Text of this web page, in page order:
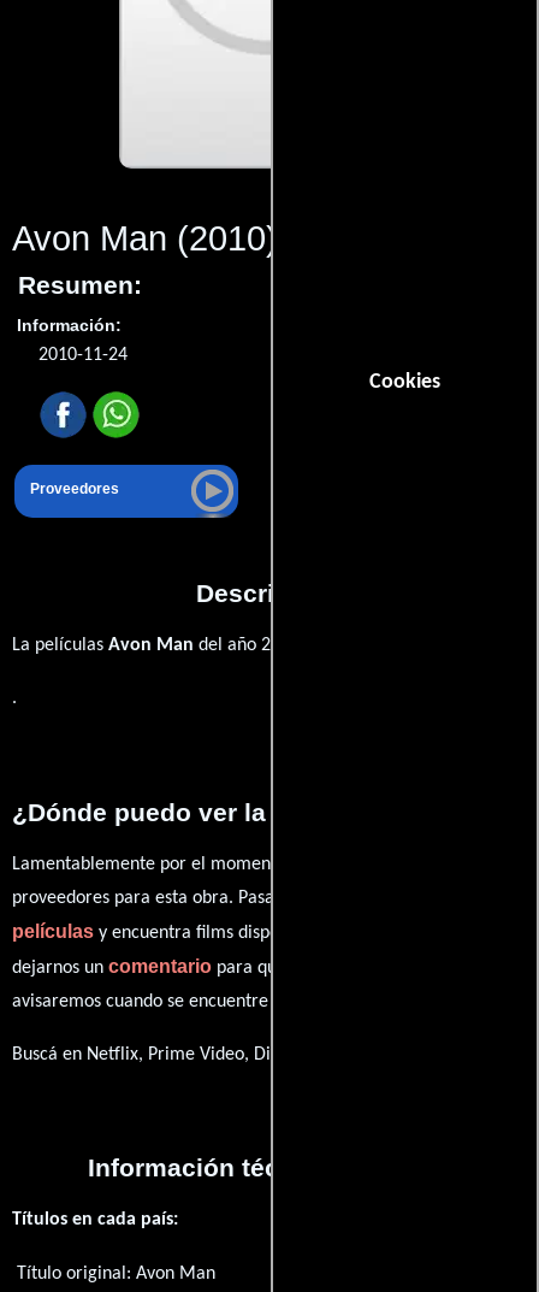
Cookies
Avon Man (2010)
Resumen:
Información:
2010-11-24
Proveedores
Descripción
La películas Avon Man del año 2010,
.
¿Dónde puedo ver la películas Avon Man?
Lamentablemente por el momento no contamos con enlaces a
proveedores para esta obra. Pasa por nuestro catálogo de
películas y encuentra films disponibles. También puedes
dejarnos un comentario para que le demos prioridad y te
avisaremos cuando se encuentre disponible
Buscá en Netflix, Prime Video, Disney+
Información técnica y general
Títulos en cada país:
Título original:Avon Man